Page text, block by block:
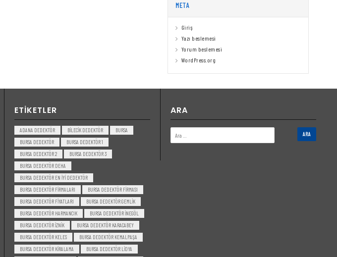
META
Giriş
Yazı beslemesi
Yorum beslemesi
WordPress.org
ETIKETLER
ADANA DEDEKTÖR BILECIK DEDEKTÖR
BURSA
BURSA DEDEKTÖR
BURSA DEDEKTÖR 1
BURSA DEDEKTÖR 2
BURSA DEDEKTÖR 3
BURSA DEDEKTÖR DEHA
BURSA DEDEKTÖR EN IYI DEDEKTÖR
BURSA DEDEKTÖR FIRMALARI
BURSA DEDEKTÖR FIRMASI
BURSA DEDEKTÖR FIYATLARI
BURSA DEDEKTÖR GEMLIK
BURSA DEDEKTÖR HARMANCIK
BURSA DEDEKTÖR INEGÖL
BURSA DEDEKTÖR IZNIK
BURSA DEDEKTÖR KARACABEY
BURSA DEDEKTÖR KELES
BURSA DEDEKTÖR KEMALPAŞA
BURSA DEDEKTÖR KIRALAMA
BURSA DEDEKTÖR LIDYA
ARA